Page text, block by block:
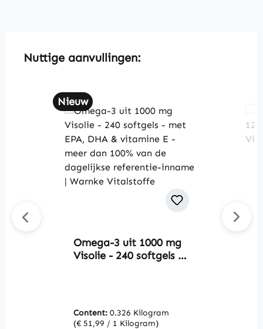
Skip product gallery
Nuttige aanvullingen:
Nieuw
Omega-3 uit 1000 mg
Visolie - 240 softgels -
referentie-inname |
Warnke Vitalstoffe
Content: 0.326 Kilogram
(€ 51,99 / 1 Kilogram)